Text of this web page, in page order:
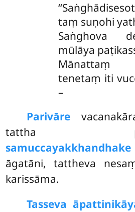
taṃ suṇohi
Saṅghova
mūlāya
Mānattaṃ
tenetaṃ iti
–
Parivāre
tattha
samuccayakkhandhake
āgatāni, tattheva
karissāma.
Tasseva